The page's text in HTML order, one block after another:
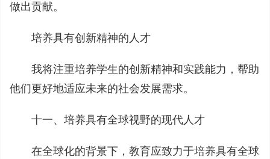
做出贡献。
培养具有创新精神的人才
我将注重培养学生的创新精神和实践能力，帮助
他们更好地适应未来的社会发展需求。
十一、培养具有全球视野的现代人才
在全球化的背景下，教育应致力于培养具有全球